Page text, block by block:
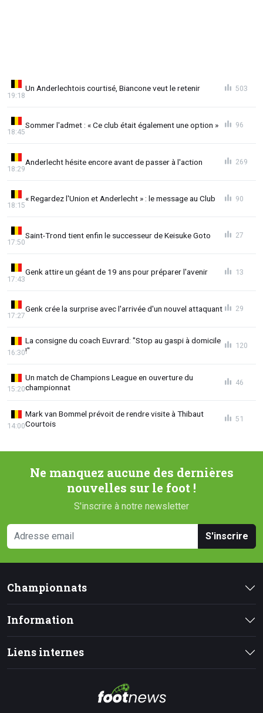
Un Anderlechtois courtisé, Biancone veut le retenir
19:18
503
Sommer l'admet : « Ce club était également une option »
18:45
96
Anderlecht hésite encore avant de passer à l'action
18:29
269
« Regardez l'Union et Anderlecht » : le message au Club
18:15
90
Saint-Trond tient enfin le successeur de Keisuke Goto
17:50
27
Genk attire un géant de 19 ans pour préparer l'avenir
17:43
13
Genk crée la surprise avec l'arrivée d'un nouvel attaquant
17:27
29
La consigne du coach Euvrard: "Stop au gaspi à domicile
!"
16:30
120
Un match de Champions League en ouverture du
championnat
15:20
46
Mark van Bommel prévoit de rendre visite à Thibaut
Courtois
14:00
51
Ne manquez aucune des dernières
nouvelles sur le foot !
S'inscrire à notre newsletter
S'inscrire
Championnats
Information
Liens internes